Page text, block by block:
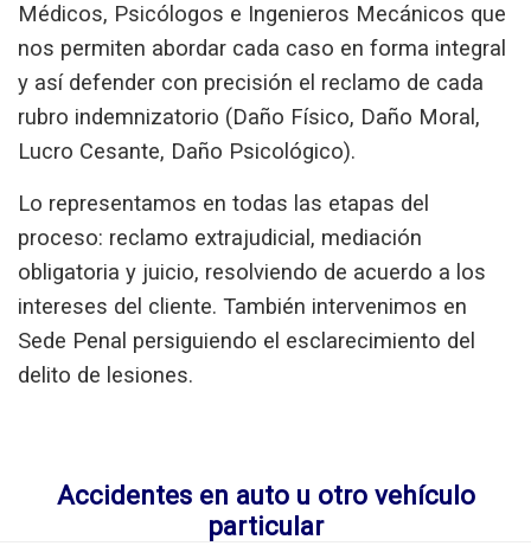
Médicos, Psicólogos e Ingenieros Mecánicos que
nos permiten abordar cada caso en forma integral
y así defender con precisión el reclamo de cada
rubro indemnizatorio (Daño Físico, Daño Moral,
Lucro Cesante, Daño Psicológico).
Lo representamos en todas las etapas del
proceso: reclamo extrajudicial, mediación
obligatoria y juicio, resolviendo de acuerdo a los
intereses del cliente. También intervenimos en
Sede Penal persiguiendo el esclarecimiento del
delito de lesiones.
Accidentes en auto u otro vehículo
particular